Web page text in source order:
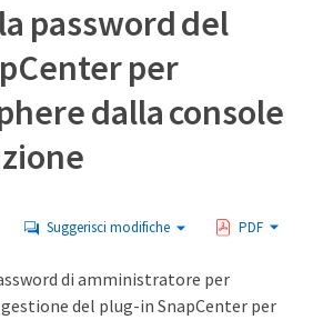
password del
per
dalla console
Suggerisci modifiche PDF
di amministratore per
del plug-in SnapCenter per